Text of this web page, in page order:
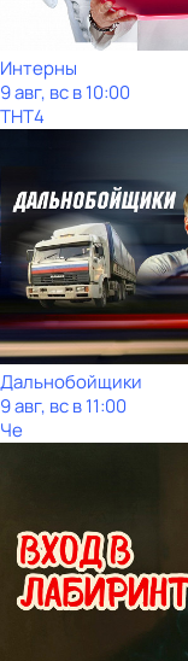
Интерны
9 авг, вс в 10:00
ТНТ4
Дальнобойщики
9 авг, вс в 11:00
Че